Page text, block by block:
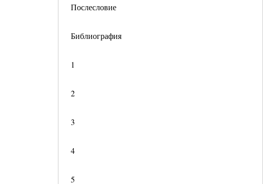
Послесловие
Библиография
1
2
3
4
5